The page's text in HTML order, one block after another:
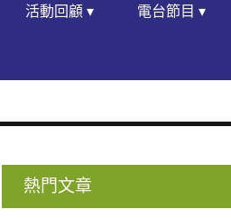
活動回顧 ▾ 電台節目 ▾
熱門文章